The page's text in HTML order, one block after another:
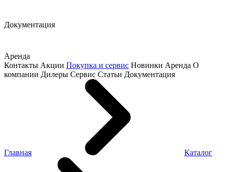
Документация
Аренда
Контакты Акции Покупка и сервис Новинки Аренда О
компании Дилеры Сервис Статьи Документация
Главная Каталог